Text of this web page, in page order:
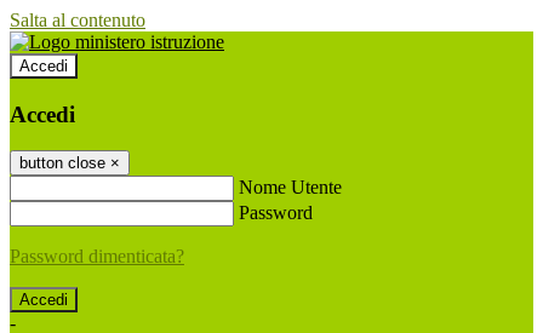
Salta al contenuto
Accedi
Accedi
button close ×
Nome Utente
Password
Password dimenticata?
-